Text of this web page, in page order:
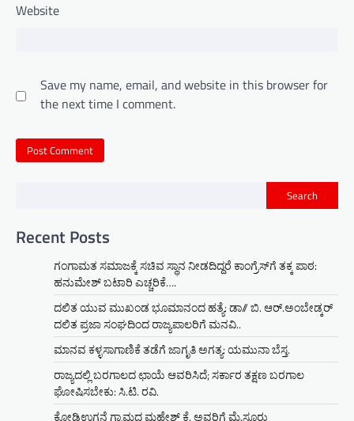
Website
Save my name, email, and website in this browser for
the next time I comment.
Search
Recent Posts
ಗಂಗಾಮತ ಸಮಾಜಕ್ಕೆ ಸಚಿವ ಸ್ಥಾನ ನೀಡದಿದ್ದರೆ ಕಾಂಗ್ರೆಸ್‌ಗೆ ತಕ್ಕ ಪಾಠ:
ಹನುಮೇಶ್ ಬಟಾರಿ ಎಚ್ಚರಿಕೆ….
ದಲಿತ ಯುವ ಮುಖಂಡ ಭೂಮಾನಂದ ಹತ್ಯೆ: ಡಾ// ಬಿ. ಆರ್.ಅಂಬೇಡ್ಕರ್
ದಲಿತ ಪ್ರಜಾ ಸಂಘದಿಂದ ರಾಜ್ಯಪಾಲರಿಗೆ ಮನವಿ..
ಮಾನವ ಕಳ್ಳಸಾಗಾಣಿಕೆ ತಡೆಗೆ ಜಾಗೃತಿ ಅಗತ್ಯ: ಯಮುನಾ ಬೆಸ್ತ.
ರಾಜ್ಯದಲ್ಲಿ ಬರಗಾಲದ ಛಾಯೆ ಆವರಿಸಿದೆ; ಸರ್ಕಾರ ತಕ್ಷಣ ಬರಗಾಲ
ಘೋಷಿಸಬೇಕು: ಸಿ.ಟಿ. ರವಿ.
ಕೋಡಿಉಗನೆ ಗ್ರಾಮದ ಮಹೇಶ್ ಕೆ. ಅವರಿಗೆ ಮೈಸೂರು